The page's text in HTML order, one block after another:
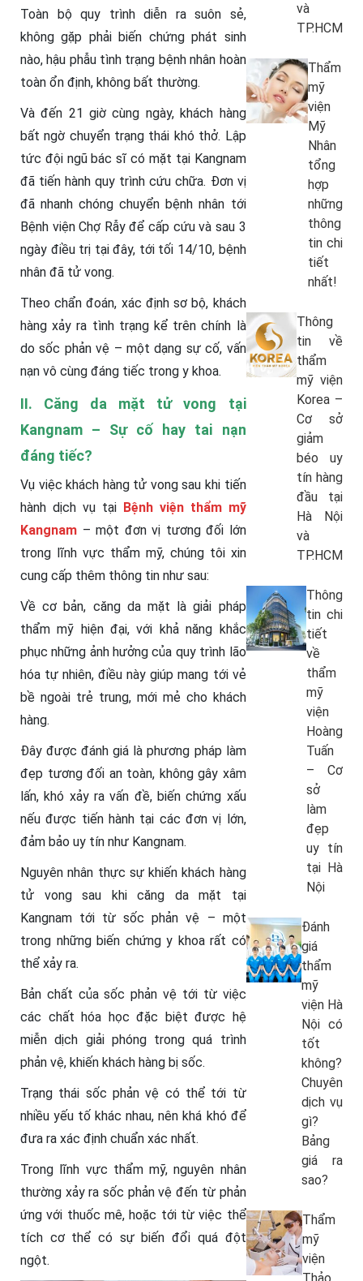
Toàn bộ quy trình diễn ra suôn sẻ,
không gặp phải biến chứng phát sinh
nào, hậu phẫu tình trạng bệnh nhân hoàn
toàn ổn định, không bất thường.
Và đến 21 giờ cùng ngày, khách hàng
bất ngờ chuyển trạng thái khó thở. Lập
tức đội ngũ bác sĩ có mặt tại Kangnam
đã tiến hành quy trình cứu chữa. Đơn vị
đã nhanh chóng chuyển bệnh nhân tới
Bệnh viện Chợ Rẫy để cấp cứu và sau 3
ngày điều trị tại đây, tới tối 14/10, bệnh
nhân đã tử vong.
Theo chẩn đoán, xác định sơ bộ, khách
hàng xảy ra tình trạng kể trên chính là
do sốc phản vệ – một dạng sự cố, vấn
nạn vô cùng đáng tiếc trong y khoa.
II. Căng da mặt tử vong tại
Kangnam – Sự cố hay tai nạn
đáng tiếc?
Vụ việc khách hàng tử vong sau khi tiến
hành dịch vụ tại Bệnh viện thẩm mỹ
Kangnam – một đơn vị tương đối lớn
trong lĩnh vực thẩm mỹ, chúng tôi xin
cung cấp thêm thông tin như sau:
Về cơ bản, căng da mặt là giải pháp
thẩm mỹ hiện đại, với khả năng khắc
phục những ảnh hưởng của quy trình lão
hóa tự nhiên, điều này giúp mang tới vẻ
bề ngoài trẻ trung, mới mẻ cho khách
hàng.
Đây được đánh giá là phương pháp làm
đẹp tương đối an toàn, không gây xâm
lấn, khó xảy ra vấn đề, biến chứng xấu
nếu được tiến hành tại các đơn vị lớn,
đảm bảo uy tín như Kangnam.
Nguyên nhân thực sự khiến khách hàng
tử vong sau khi căng da mặt tại
Kangnam tới từ sốc phản vệ – một
trong những biến chứng y khoa rất có
thể xảy ra.
Bản chất của sốc phản vệ tới từ việc
các chất hóa học đặc biệt được hệ
miễn dịch giải phóng trong quá trình
phản vệ, khiến khách hàng bị sốc.
Trạng thái sốc phản vệ có thể tới từ
nhiều yếu tố khác nhau, nên khá khó để
đưa ra xác định chuẩn xác nhất.
Trong lĩnh vực thẩm mỹ, nguyên nhân
thường xảy ra sốc phản vệ đến từ phản
ứng với thuốc mê, hoặc tới từ việc thể
tích cơ thể có sự biến đổi quá đột
ngột.
và
TP.HCM
Thẩm
mỹ
viện
Mỹ
Nhân
tổng
hợp
những
thông
tin chi
tiết
nhất!
Thông
tin về
thẩm
mỹ viện
Korea –
Cơ sở
giảm
béo uy
tín hàng
đầu tại
Hà Nội
và
TP.HCM
Thông
tin chi
tiết
về
thẩm
mỹ
viện
Hoàng
Tuấn
– Cơ
sở
làm
đẹp
uy tín
tại Hà
Nội
Đánh
giá
thẩm
mỹ
viện Hà
Nội có
tốt
không?
Chuyên
dịch vụ
gì?
Bảng
giá ra
sao?
Thẩm
mỹ
viện